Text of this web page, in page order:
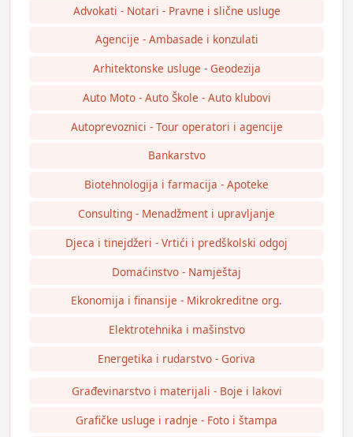
Advokati - Notari - Pravne i slične usluge
Agencije - Ambasade i konzulati
Arhitektonske usluge - Geodezija
Auto Moto - Auto Škole - Auto klubovi
Autoprevoznici - Tour operatori i agencije
Bankarstvo
Biotehnologija i farmacija - Apoteke
Consulting - Menadžment i upravljanje
Djeca i tinejdžeri - Vrtići i predškolski odgoj
Domaćinstvo - Namještaj
Ekonomija i finansije - Mikrokreditne org.
Elektrotehnika i mašinstvo
Energetika i rudarstvo - Goriva
Građevinarstvo i materijali - Boje i lakovi
Grafičke usluge i radnje - Foto i štampa